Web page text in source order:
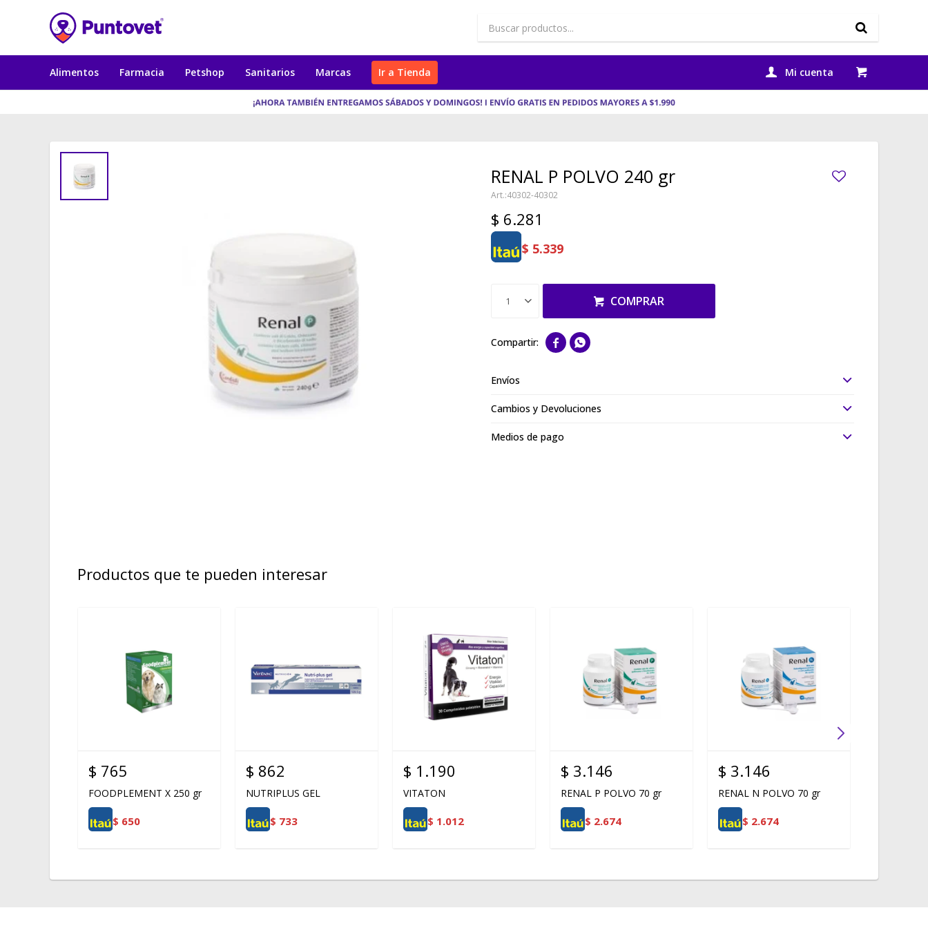
Alimentos Farmacia Petshop Sanitarios Marcas Ir a Tienda
RENAL P POLVO 240 gr
40302-40302
$ 6.281
$ 5.339
1 COMPRAR
 
Envíos
Cambios y Devoluciones
Medios de pago
Productos que te pueden interesar
$ 765
FOODPLEMENT X 250 gr
$ 650
$ 862
NUTRIPLUS GEL
$ 733
$ 1.190
VITATON
$ 1.012
$ 3.146
RENAL P POLVO 70 gr
$ 2.674
$ 3.146
RENAL N POLVO 70 gr
$ 2.674